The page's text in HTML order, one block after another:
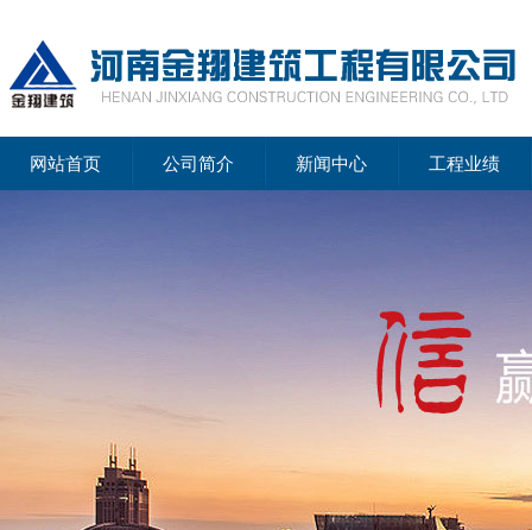
网站首页 公司简介 新闻中心 工程业绩